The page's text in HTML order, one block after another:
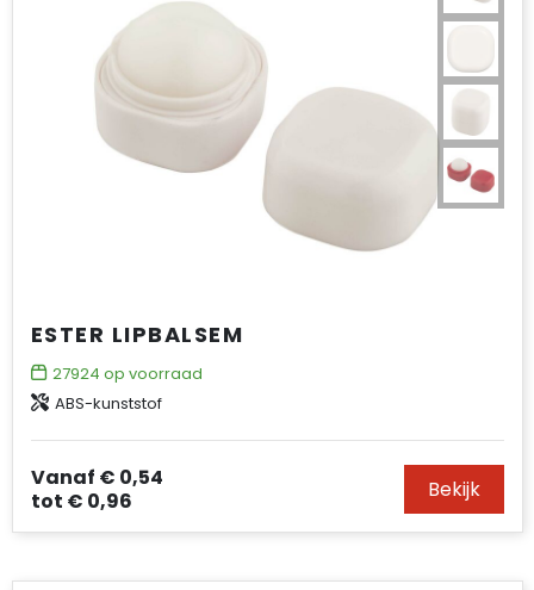
ESTER LIPBALSEM
27924 op voorraad
ABS-kunststof
Vanaf € 0,54
tot € 0,96 Bekijk